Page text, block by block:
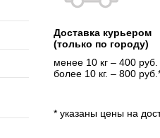
Доставка курьером
(только по городу)
менее 10 кг – 400 руб.
более 10 кг. – 800
* указаны цены на